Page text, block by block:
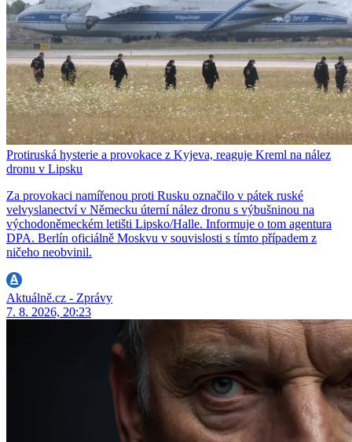
Protiruská hysterie a provokace z Kyjeva, reaguje Kreml na nález
dronu v Lipsku
Za provokaci namířenou proti Rusku označilo v pátek ruské
velvyslanectví v Německu úterní nález dronu s výbušninou na
východoněmeckém letišti Lipsko/Halle. Informuje o tom agentura
DPA. Berlín oficiálně Moskvu v souvislosti s tímto případem z
ničeho neobvinil.
Aktuálně.cz - Zprávy
7. 8. 2026, 20:23